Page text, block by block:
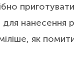
нанесення
як